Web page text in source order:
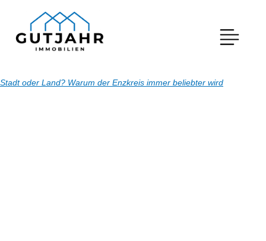
Stadt oder Land? Warum der Enzkreis immer beliebter wird